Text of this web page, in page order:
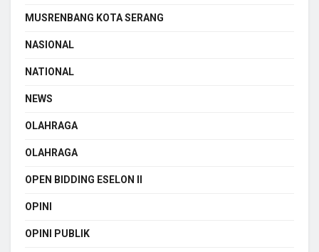
MUSRENBANG KOTA SERANG
NASIONAL
NATIONAL
NEWS
OLAHRAGA
OLAHRAGA
OPEN BIDDING ESELON II
OPINI
OPINI PUBLIK